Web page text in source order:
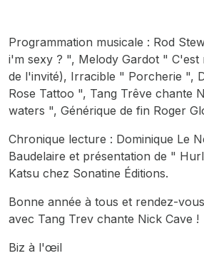
Programmation musicale : Rod
i'm sexy ? ", Melody Gardot " C'est
de l'invité), Irracible " Porcherie ",
Rose Tattoo ", Tang Trêve chante
waters ", Générique de fin Roger
Chronique lecture : Dominique Le
Baudelaire et présentation de "
Katsu chez Sonatine Éditions.
Bonne année à tous et rendez-
avec Tang Trev chante Nick Cave !
Biz à l'œil